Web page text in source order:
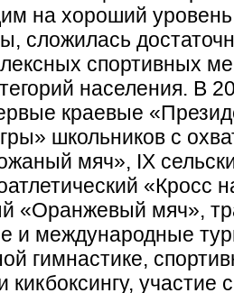
на хороший
сложилась
спортивных
населения. В
краевые
школьников с
мяч», IX
«Кросс
«Оранжевый мяч»,
и международные
гимнастике,
кикбоксингу, участие